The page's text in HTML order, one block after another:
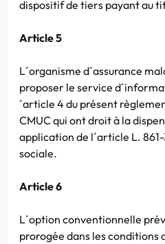
dispositif de tiers payant au
Article 5
L´organisme d´assurance
proposer le service
´article 4 du présent
CMUC qui ont droit à la
application de l´article L.
sociale.
Article 6
L´option conventionnelle
prorogée dans les conditions